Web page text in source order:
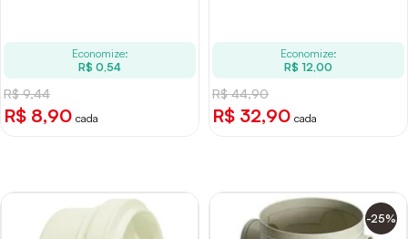
Economize:
R$ 0,54
R$ 9,44
R$ 8,90 cada
Economize:
R$ 12,00
R$ 44,90
R$ 32,90 cada
-25%